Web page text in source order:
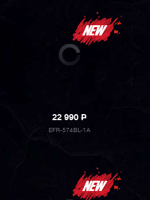
22 990P
EFR-574BL-1A